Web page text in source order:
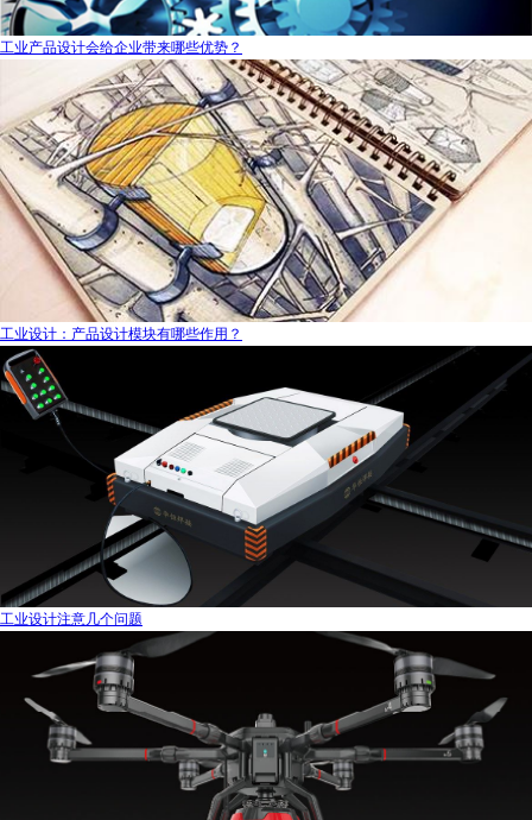
工业产品设计会给企业带来哪些优势？
工业设计：产品设计模块有哪些作用？
工业设计注意几个问题